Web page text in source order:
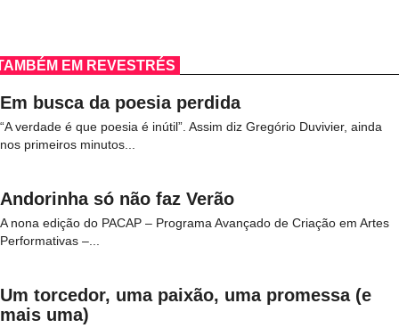
EM REVESTRÉS
Em busca da poesia perdida
“A verdade é que poesia é inútil”. Assim diz Gregório Duvivier, ainda
nos primeiros minutos...
Andorinha só não faz Verão
A nona edição do PACAP – Programa Avançado de Criação em Artes
Performativas –...
Um torcedor, uma paixão, uma promessa (e
mais uma)